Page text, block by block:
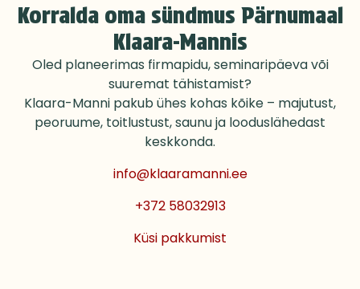
Korralda oma sündmus Pärnumaal
Klaara-Mannis
Oled planeerimas firmapidu, seminaripäeva või
suuremat tähistamist?
Klaara-Manni pakub ühes kohas kõike – majutust,
peoruume, toitlustust, saunu ja looduslähedast
keskkonda.
info@klaaramanni.ee
+372 58032913
Küsi pakkumist